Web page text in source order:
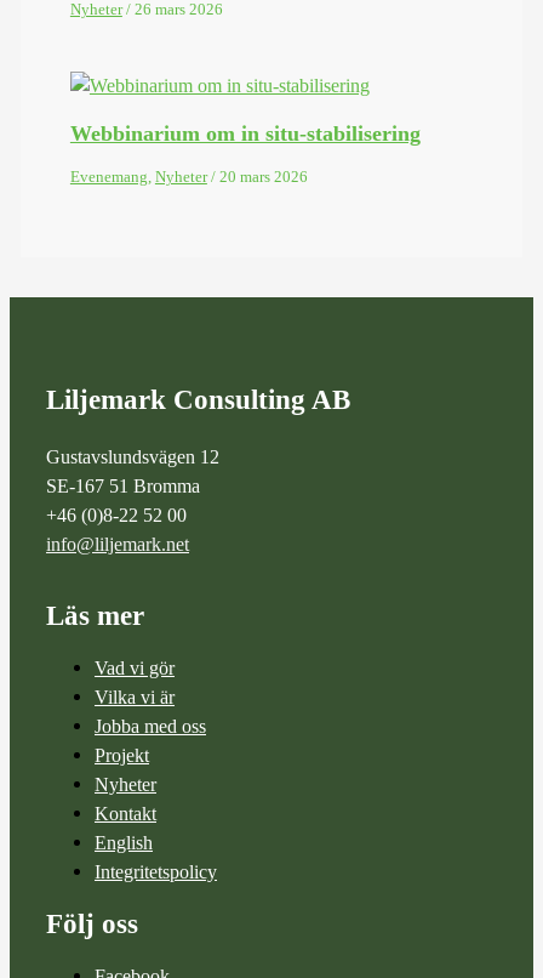
Nyheter/ 26 mars 2026
Webbinarium om in situ-stabilisering
Evenemang, Nyheter/ 20 mars 2026
Liljemark Consulting AB
Gustavslundsvägen 12
SE-167 51 Bromma
+46 (0)8-22 52 00
info@liljemark.net
Läs mer
Vad vi gör
Vilka vi är
Jobba med oss
Projekt
Nyheter
Kontakt
English
Integritetspolicy
Följ oss